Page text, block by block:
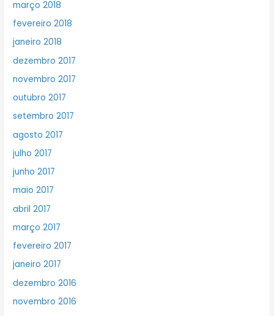
março 2018
fevereiro 2018
janeiro 2018
dezembro 2017
novembro 2017
outubro 2017
setembro 2017
agosto 2017
julho 2017
junho 2017
maio 2017
abril 2017
março 2017
fevereiro 2017
janeiro 2017
dezembro 2016
novembro 2016